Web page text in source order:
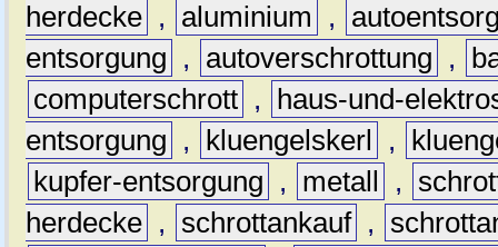
herdecke , aluminium ,
entsorgung
, autoverschrottung ,
computerschrott ,
haus-und-
entsorgung
, kluengelskerl ,
kupfer-entsorgung
, metall ,
herdecke , schrottankauf ,